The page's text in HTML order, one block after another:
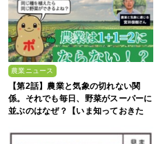
農業ニュース
【第2話】農業と気象の切れない関
係。それでも毎日、野菜がスーパーに
並ぶのはなぜ？【いま知っておきた